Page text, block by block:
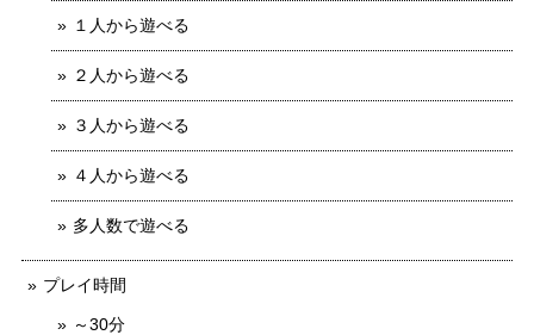
１人から遊べる
２人から遊べる
３人から遊べる
４人から遊べる
多人数で遊べる
プレイ時間
～30分